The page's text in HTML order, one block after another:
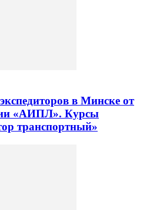
в Минске от
«АИПЛ». Курсы
транспортный»